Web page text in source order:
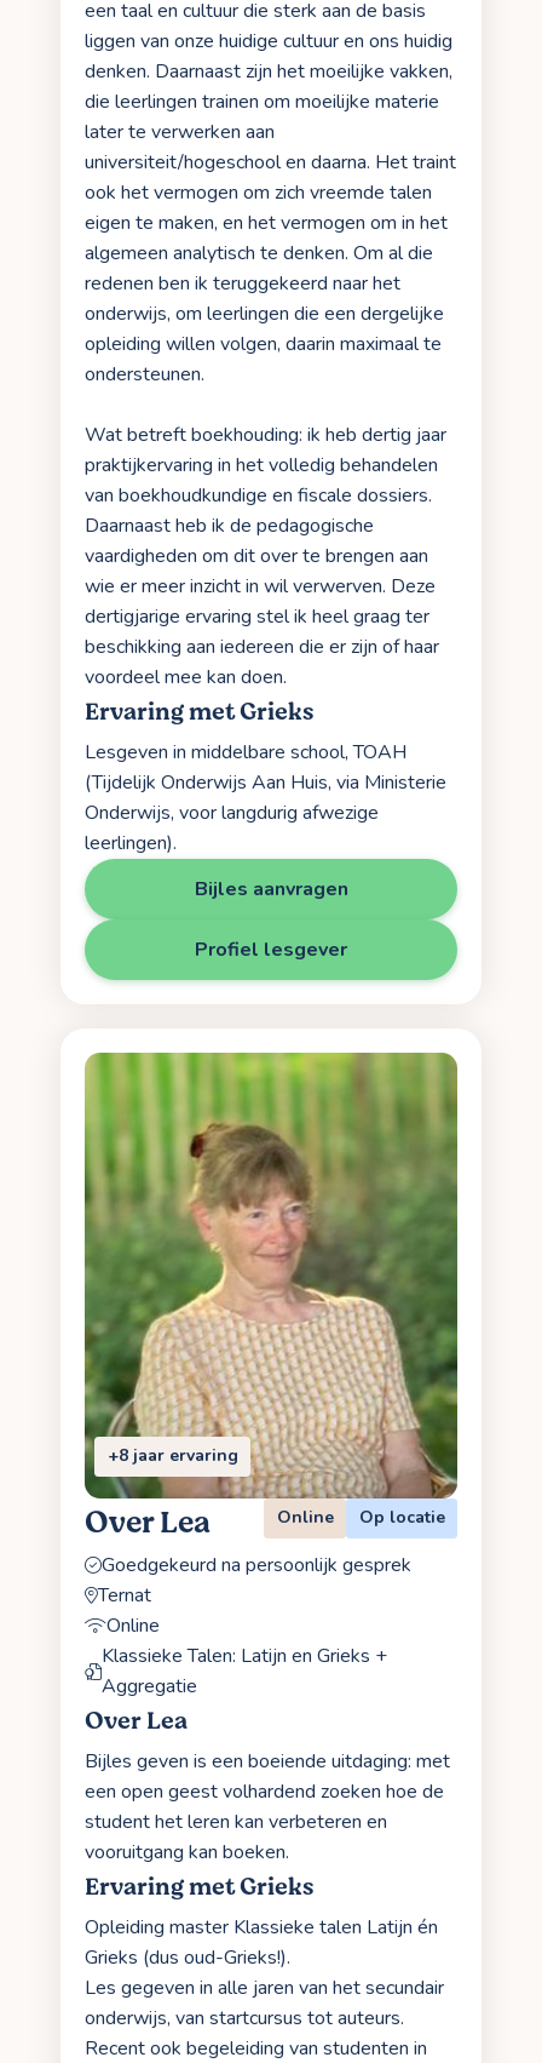
een taal en cultuur die sterk aan de basis
liggen van onze huidige cultuur en ons huidig
denken. Daarnaast zijn het moeilijke vakken,
die leerlingen trainen om moeilijke materie
later te verwerken aan
universiteit/hogeschool en daarna. Het traint
ook het vermogen om zich vreemde talen
eigen te maken, en het vermogen om in het
algemeen analytisch te denken. Om al die
redenen ben ik teruggekeerd naar het
onderwijs, om leerlingen die een dergelijke
opleiding willen volgen, daarin maximaal te
ondersteunen.
Wat betreft boekhouding: ik heb dertig jaar
praktijkervaring in het volledig behandelen
van boekhoudkundige en fiscale dossiers.
Daarnaast heb ik de pedagogische
vaardigheden om dit over te brengen aan
wie er meer inzicht in wil verwerven. Deze
dertigjarige ervaring stel ik heel graag ter
beschikking aan iedereen die er zijn of haar
voordeel mee kan doen.
Ervaring met Grieks
Lesgeven in middelbare school, TOAH
(Tijdelijk Onderwijs Aan Huis, via Ministerie
Onderwijs, voor langdurig afwezige
leerlingen).
Bijles aanvragen
Profiel lesgever
+8 jaar ervaring
Over Lea Online Op locatie
Goedgekeurd na persoonlijk gesprek
Ternat
Online
Klassieke Talen: Latijn en Grieks +
Aggregatie
Over Lea
Bijles geven is een boeiende uitdaging: met
een open geest volhardend zoeken hoe de
student het leren kan verbeteren en
vooruitgang kan boeken.
Ervaring met Grieks
Opleiding master Klassieke talen Latijn én
Grieks (dus oud-Grieks!).
Les gegeven in alle jaren van het secundair
onderwijs, van startcursus tot auteurs.
Recent ook begeleiding van studenten in